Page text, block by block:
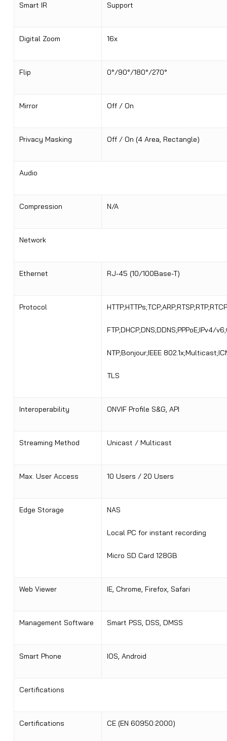
Smart IR Support
Digital Zoom 16x
Flip 0°/90°/180°/270°
Mirror Off / On
Privacy Masking Off / On (4 Area, Rectangle)
Audio
Compression N/A
Network
Ethernet RJ-45 (10/100Base-T)
Protocol
FTP;DHCP;DNS;DDNS;PPPoE;IPv4/
NTP;Bonjour;IEEE
TLS
Interoperability ONVIF Profile S&G, API
Streaming Method Unicast / Multicast
Max. User Access 10 Users / 20 Users
Edge Storage NAS
Local PC for instant recording
Micro SD Card 128GB
Web Viewer IE, Chrome, Firefox, Safari
Management Software Smart PSS, DSS, DMSS
Smart Phone IOS, Android
Certifications
Certifications CE (EN 60950:2000)